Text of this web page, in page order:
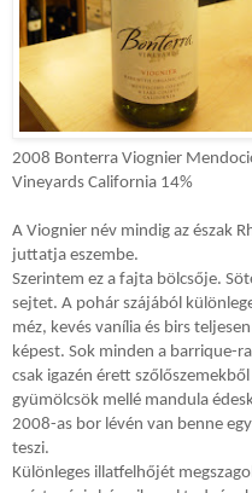
2008 Bonterra Viognier
Vineyards California 14%
A Viognier név mindig az észak
juttatja eszembe.
Szerintem ez a fajta bölcsője.
sejtet. A pohár szájából
méz, kevés vanília és birs
képest. Sok minden a barrique-
csak igazén érett
gyümölcsök mellé mandula
2008-as bor lévén van benne
teszi.
Különleges illatfelhőjét